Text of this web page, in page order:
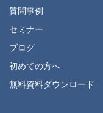
質問事例
セミナー
ブログ
初めての方へ
無料資料ダウンロード